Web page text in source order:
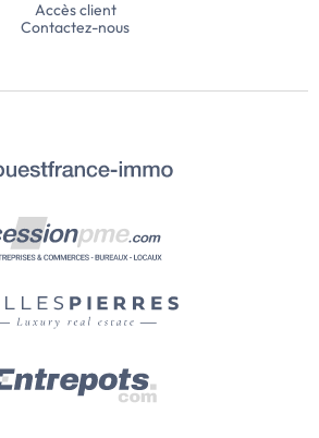
Accès client
Contactez-nous